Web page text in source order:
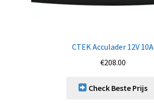
CTEK Acculader 12V 10A
€208.00
Check Beste Prijs